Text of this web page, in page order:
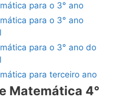
para o 3° ano
para o 3° ano
para o 3° ano do
para terceiro ano
Matemática 4°